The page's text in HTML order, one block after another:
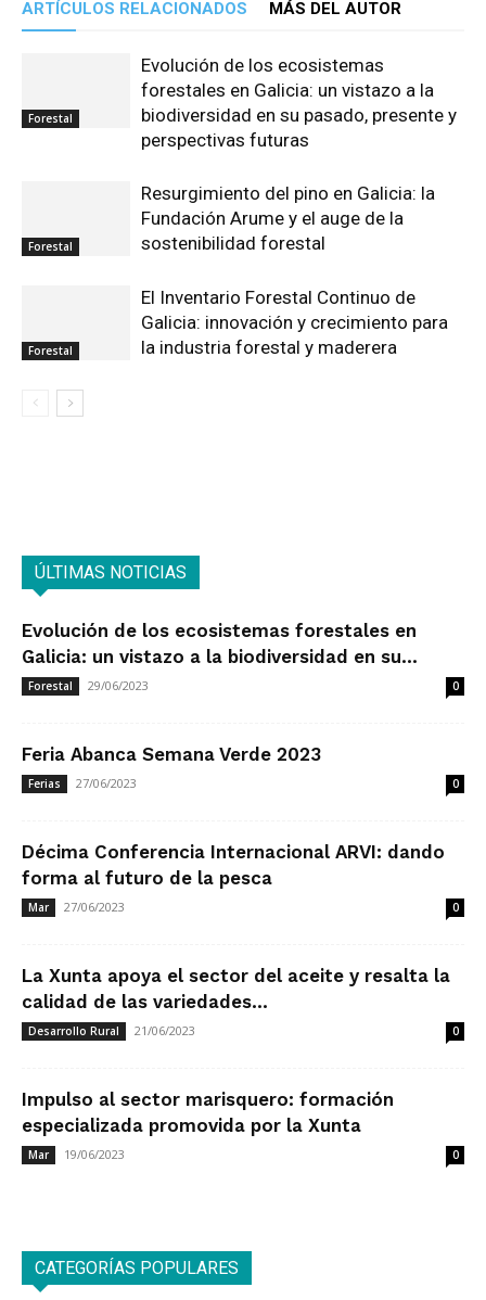
ARTÍCULOS RELACIONADOS MÁS DEL AUTOR
Forestal
Evolución de los ecosistemas
forestales en Galicia: un vistazo a la
biodiversidad en su pasado, presente y
perspectivas futuras
Forestal
Resurgimiento del pino en Galicia: la
Fundación Arume y el auge de la
sostenibilidad forestal
Forestal
El Inventario Forestal Continuo de
Galicia: innovación y crecimiento para
la industria forestal y maderera
ÚLTIMAS NOTICIAS
Evolución de los ecosistemas forestales en
Galicia: un vistazo a la biodiversidad en su...
Forestal 29/06/2023 0
Feria Abanca Semana Verde 2023
Ferias 27/06/2023 0
Décima Conferencia Internacional ARVI: dando
forma al futuro de la pesca
Mar 27/06/2023 0
La Xunta apoya el sector del aceite y resalta la
calidad de las variedades...
Desarrollo Rural 21/06/2023 0
Impulso al sector marisquero: formación
especializada promovida por la Xunta
Mar 19/06/2023 0
CATEGORÍAS POPULARES